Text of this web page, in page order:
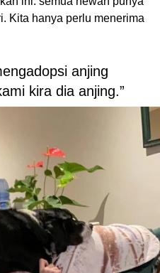
Kita hanya perlu menerima
anjing
kira dia anjing.”